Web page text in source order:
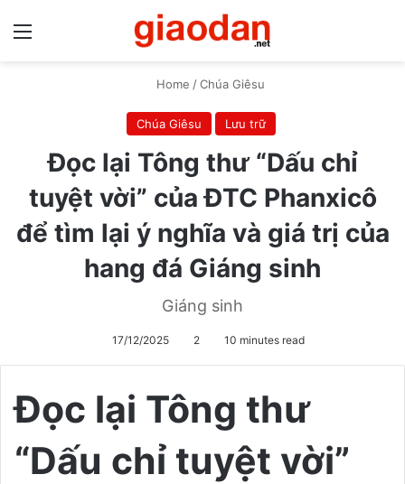
Home / Chúa Giêsu
Chúa Giêsu Lưu trữ
Đọc lại Tông thư “Dấu chỉ
tuyệt vời” của ĐTC Phanxicô
để tìm lại ý nghĩa và giá trị của
hang đá Giáng sinh
Giáng sinh
17/12/2025 2 10 minutes read
Đọc lại Tông thư
“Dấu chỉ tuyệt vời”